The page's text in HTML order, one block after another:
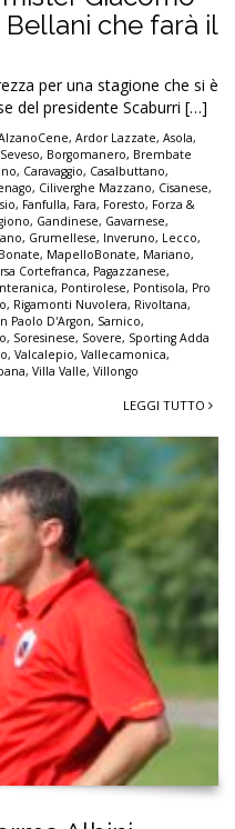
che farà il
per una stagione che si è
del presidente Scaburri […]
, Ardor Lazzate, Asola,
, Borgomanero, Brembate
, Caravaggio, Casalbuttano,
, Ciliverghe Mazzano, Cisanese,
, Fanfulla, Fara, Foresto, Forza &
, Gandinese, Gavarnese,
, Grumellese, Inveruno, Lecco,
, MapelloBonate, Mariano,
Cortefranca, Pagazzanese,
, Pontirolese, Pontisola, Pro
, Rigamonti Nuvolera, Rivoltana,
Paolo D'Argon, Sarnico,
, Soresinese, Sovere, Sporting Adda
, Valcalepio, Vallecamonica,
, Villa Valle, Villongo
LEGGI TUTTO